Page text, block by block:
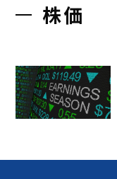
株価